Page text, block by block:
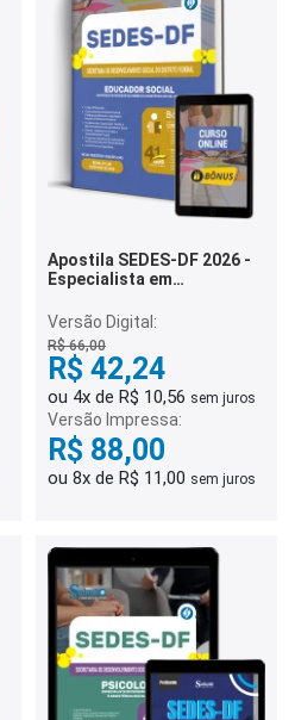
Apostila SEDES-DF 2026 -
Especialista em
Assistência Social (EDAS) -
Educador Social
Versão Digital:
R$ 66,00
R$ 42,24
ou 4x de R$ 10,56 sem juros
Versão Impressa:
R$ 88,00
ou 8x de R$ 11,00 sem juros